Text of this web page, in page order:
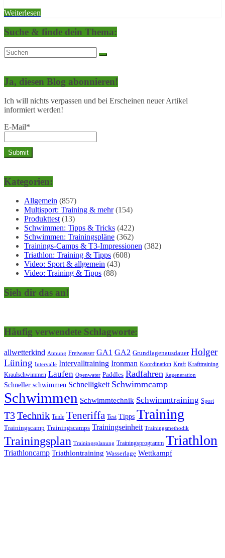
Weiterlesen
Suche & finde dein Thema:
Ja, diesen Blog abonnieren!
Ich will nichts verpassen und bei Erscheinen neuer Artikel
informiert werden!
E-Mail*
Kategorien:
Allgemein (857)
Multisport: Training & mehr(154)
Produkttest(13)
Schwimmen: Tipps & Tricks (422)
Schwimmen: Trainingspläne (362)
Trainings-Camps & T3-Impressionen (382)
Triathlon: Training & Tipps (608)
Video: Sport & allgemein (43)
Video: Training & Tipps (88)
Sieh dir das an!
Häufig verwendete Schlagworte:
allwetterkind Atmung Freiwasser GA1 GA2 Grundlagenausdauer Holger
Lüning Intervalle Intervalltraining Ironman Koordination Kraft Krafttraining
Kraulschwimmen Laufen Openwater Paddles Radfahren Regeneration
Schneller schwimmen Schnelligkeit Schwimmcamp
Schwimmen Schwimmtechnik Schwimmtraining Sport
T3Technik Teide Teneriffa Test Tipps Training
Trainingscamp Trainingscamps Trainingseinheit Trainingsmethodik
Trainingsplan Trainingsplanung Trainingsprogramm Triathlon
Triathloncamp Triathlontraining Wasserlage Wettkampf